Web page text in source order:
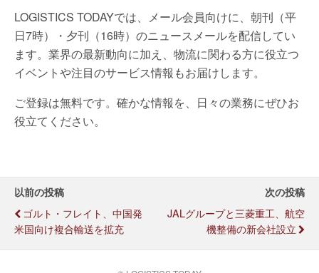
LOGISTICS TODAYでは、メール会員向けに、朝刊（平
日7時）・夕刊（16時）のニュースメールを配信してい
ます。業界の最新動向に加え、物流に関わる方に役立つ
イベントや注目のサービス情報もお届けします。
ご登録は無料です。確かな情報を、日々の業務にぜひお
役立てください。
以前の投稿
ゴルト・フレイト、中国発
米国向け複合輸送を拡充
次の投稿
JALグループと三菱重工、航空
機整備の新会社設立